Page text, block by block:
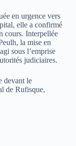
en urgence vers
elle a confirmé
cours. Interpellée
la mise en
sous l’emprise
judiciaires.
devant le
de Rufisque,